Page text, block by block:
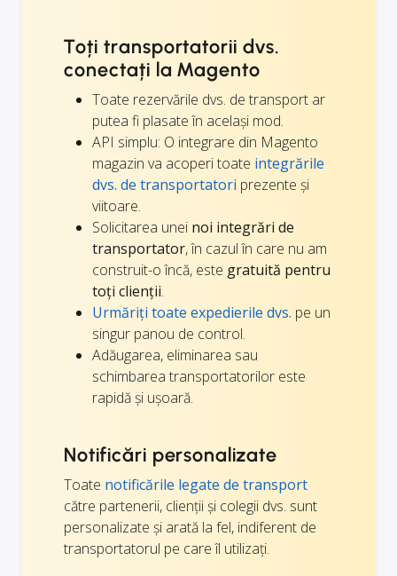
Toți transportatorii dvs.
conectați la Magento
Toate rezervările dvs. de transport ar
putea fi plasate în același mod.
API simplu: O integrare din Magento
magazin va acoperi toate integrările
dvs. de transportatori prezente și
viitoare.
Solicitarea unei noi integrări de
transportator, în cazul în care nu am
construit-o încă, este gratuită pentru
toți clienții.
Urmăriți toate expedierile dvs. pe un
singur panou de control.
Adăugarea, eliminarea sau
schimbarea transportatorilor este
rapidă și ușoară.
Notificări personalizate
Toate notificările legate de transport
către partenerii, clienții și colegii dvs. sunt
personalizate și arată la fel, indiferent de
transportatorul pe care îl utilizați.